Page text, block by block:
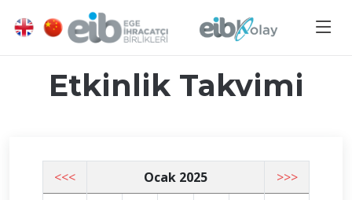
Etkinlik Takvimi
<<< Ocak 2025
>>>